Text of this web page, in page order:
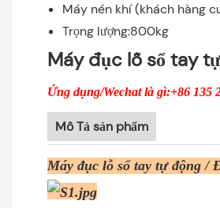
Máy nén khí (khách hàng
Trọng lượng:800kg
Máy đục lỗ sổ tay
Ứng dụng/Wechat là gì:+86
Mô Tả sản phẩm
Máy đục lỗ sổ tay tự động /